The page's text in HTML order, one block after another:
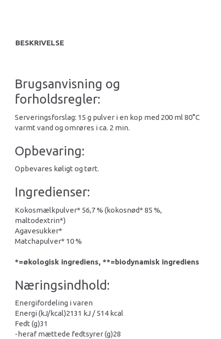
BESKRIVELSE
Brugsanvisning og
forholdsregler:
Serveringsforslag: 15 g pulver i en kop med 200 ml 80°C
varmt vand og omrøres i ca. 2 min.
Opbevaring:
Opbevares køligt og tørt.
Ingredienser:
Kokosmælkpulver* 56,7 % (kokosnød* 85 %,
maltodextrin*)
Agavesukker*
Matchapulver* 10 %
*=økologisk ingrediens, **=biodynamisk ingrediens
Næringsindhold:
Energifordeling i varen
Energi (kJ/kcal)2131 kJ / 514 kcal
Fedt (g)31
-heraf mættede fedtsyrer (g)28